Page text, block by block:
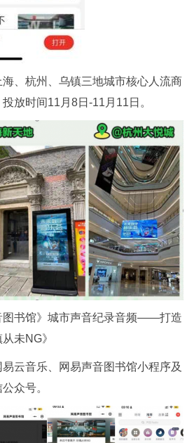
海、杭州、乌镇三地城市核心人流商
放时间11月8日-11月11日。
图书馆》城市声音纪录音频——打造
未NG》
云音乐、网易声音图书馆小程序及
众号。